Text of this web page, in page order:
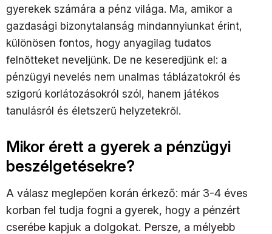
gyerekek számára a pénz világa. Ma, amikor a
gazdasági bizonytalanság mindannyiunkat érint,
különösen fontos, hogy anyagilag tudatos
felnőtteket neveljünk. De ne keseredjünk el: a
pénzügyi nevelés nem unalmas táblázatokról és
szigorú korlátozásokról szól, hanem játékos
tanulásról és életszerű helyzetekről.
Mikor érett a gyerek a pénzügyi
beszélgetésekre?
A válasz meglepően korán érkező: már 3-4 éves
korban fel tudja fogni a gyerek, hogy a pénzért
cserébe kapjuk a dolgokat. Persze, a mélyebb